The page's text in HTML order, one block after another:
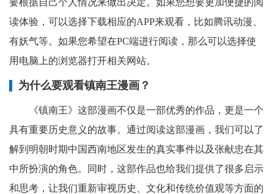
要根据自己个人情况来做出决定。如果您想要更加便捷的阅
读体验，可以选择下载相应的APP来观看，比如腾讯动漫、
有妖气等。如果您希望在PC端进行阅读，那么可以选择使
用电脑上的浏览器打开相关网站。
为什么要观看镇南王漫画？
《镇南王》这部漫画不仅是一部优秀的作品，更是一个
具有重要历史意义的故事。通过阅读这部漫画，我们可以了
解到明朝时期中国西南地区发生的真实事件以及张献忠在其
中所扮演的角色。同时，这部作品也给我们提供了很多启示
和思考，让我们重新审视历史、文化和传统价值观等方面的